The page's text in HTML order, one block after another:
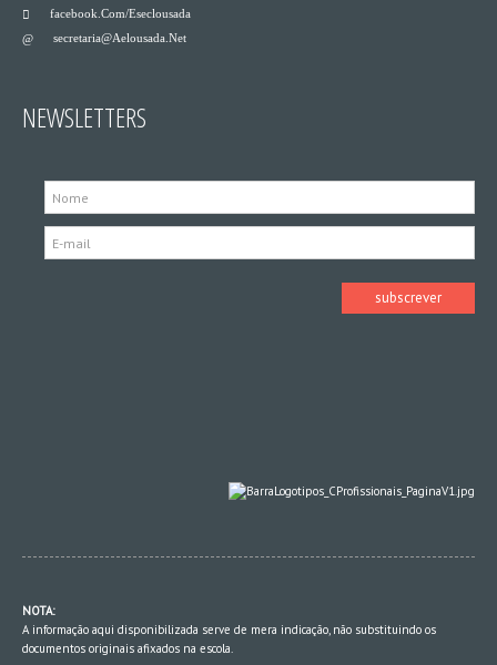
Facebook.com/eseclousada
Secretaria@aelousada.net
NEWSLETTERS
NOTA:
A informação aqui disponibilizada serve de mera indicação, não substituindo os
documentos originais afixados na escola.